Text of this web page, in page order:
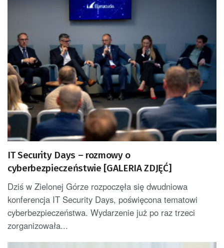
IT Security Days – rozmowy o
cyberbezpieczeństwie [GALERIA ZDJĘĆ]
Dziś w Zielonej Górze rozpoczęła się dwudniowa
konferencja IT Security Days, poświęcona tematowi
cyberbezpieczeństwa. Wydarzenie już po raz trzeci
zorganizowała...